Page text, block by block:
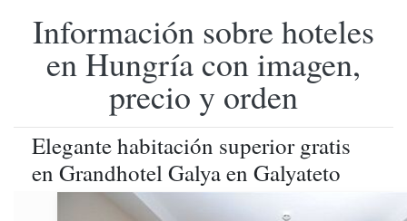
Información sobre hoteles
en Hungría con imagen,
precio y orden
Elegante habitación superior gratis
en Grandhotel Galya en Galyateto